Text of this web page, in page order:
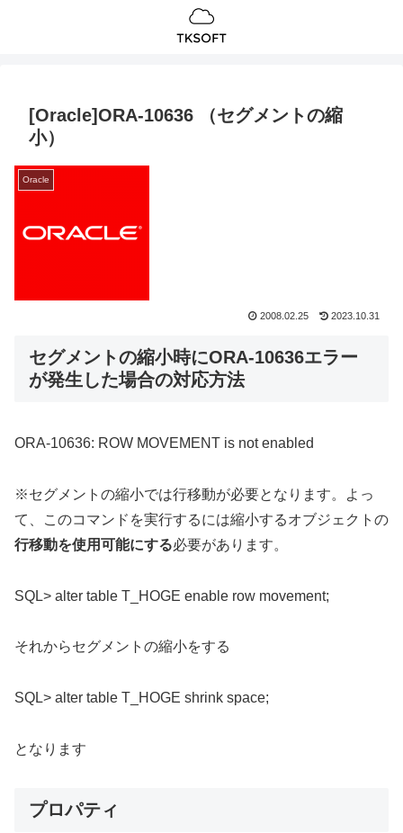
[Oracle]ORA-10636 （セグメントの縮
小）
Oracle
2008.02.25 2023.10.31
セグメントの縮小時にORA-10636エラー
が発生した場合の対応方法
ORA-10636: ROW MOVEMENT is not enabled
※セグメントの縮小では行移動が必要となります。よっ
て、このコマンドを実行するには縮小するオブジェクトの
行移動を使用可能にする必要があります。
SQL> alter table T_HOGE enable row movement;
それからセグメントの縮小をする
SQL> alter table T_HOGE shrink space;
となります
プロパティ